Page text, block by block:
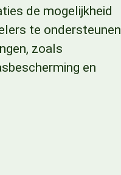
de mogelijkheid
te ondersteunen
zoals
en